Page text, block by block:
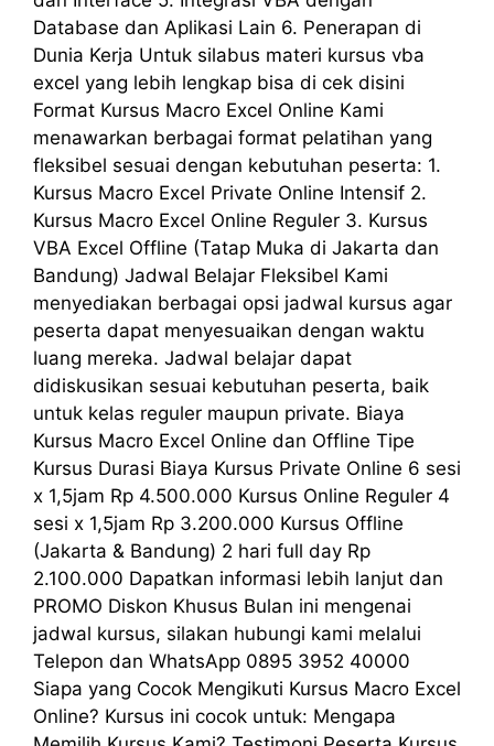
Database dan Aplikasi Lain 6. Penerapan di
Dunia Kerja Untuk silabus materi kursus vba
excel yang lebih lengkap bisa di cek disini
Format Kursus Macro Excel Online Kami
menawarkan berbagai format pelatihan yang
fleksibel sesuai dengan kebutuhan peserta: 1.
Kursus Macro Excel Private Online Intensif 2.
Kursus Macro Excel Online Reguler 3. Kursus
VBA Excel Offline (Tatap Muka di Jakarta dan
Bandung) Jadwal Belajar Fleksibel Kami
menyediakan berbagai opsi jadwal kursus agar
peserta dapat menyesuaikan dengan waktu
luang mereka. Jadwal belajar dapat
didiskusikan sesuai kebutuhan peserta, baik
untuk kelas reguler maupun private. Biaya
Kursus Macro Excel Online dan Offline Tipe
Kursus Durasi Biaya Kursus Private Online 6 sesi
x 1,5jam Rp 4.500.000 Kursus Online Reguler 4
sesi x 1,5jam Rp 3.200.000 Kursus Offline
(Jakarta & Bandung) 2 hari full day Rp
2.100.000 Dapatkan informasi lebih lanjut dan
PROMO Diskon Khusus Bulan ini mengenai
jadwal kursus, silakan hubungi kami melalui
Telepon dan WhatsApp 0895 3952 40000
Siapa yang Cocok Mengikuti Kursus Macro Excel
Online? Kursus ini cocok untuk: Mengapa